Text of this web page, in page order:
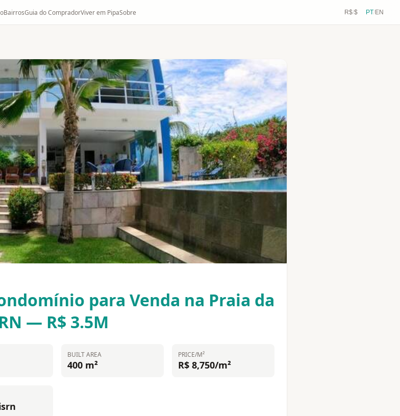
BairrosGuia do CompradorViver em PipaSobre R$/$ PT/EN
para Venda na Praia da
— R$ 3.5M
BUILT AREA
400 m²
PRICE/M²
R$ 8,750/m²